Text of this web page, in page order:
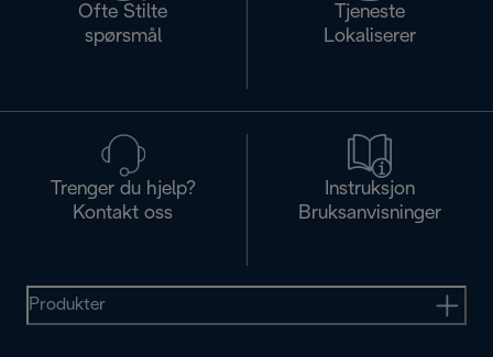
Ofte Stilte
spørsmål
Tjeneste
Lokaliserer
Trenger du hjelp?
Kontakt oss
Instruksjon
Bruksanvisninger
Produkter